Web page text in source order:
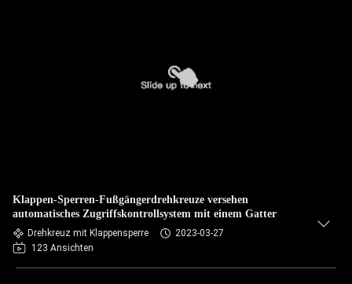
Klappen-Sperren-Fußgängerdrehkreuze versehen
automatisches Zugriffskontrollsystem mit einem Gatter
Drehkreuz mit Klappensperre
2023-03-27
123 Ansichten